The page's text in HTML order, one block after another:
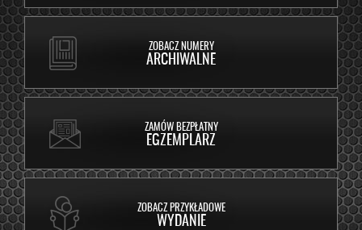
ZOBACZ NUMERY
ARCHIWALNE
ZAMÓW BEZPŁATNY
EGZEMPLARZ
ZOBACZ PRZYKŁADOWE
WYDANIE